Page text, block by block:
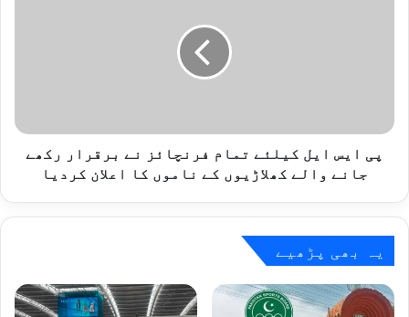
خ
ز
ک
ی
ک
ا
م
ف
پی ایس ایل کیلئے تمام فرنچائز نے برقرار رکھے
جانے والے کھلاڑیوں کے ناموں کا اعلان کردیا
یہ بھی پڑھیے